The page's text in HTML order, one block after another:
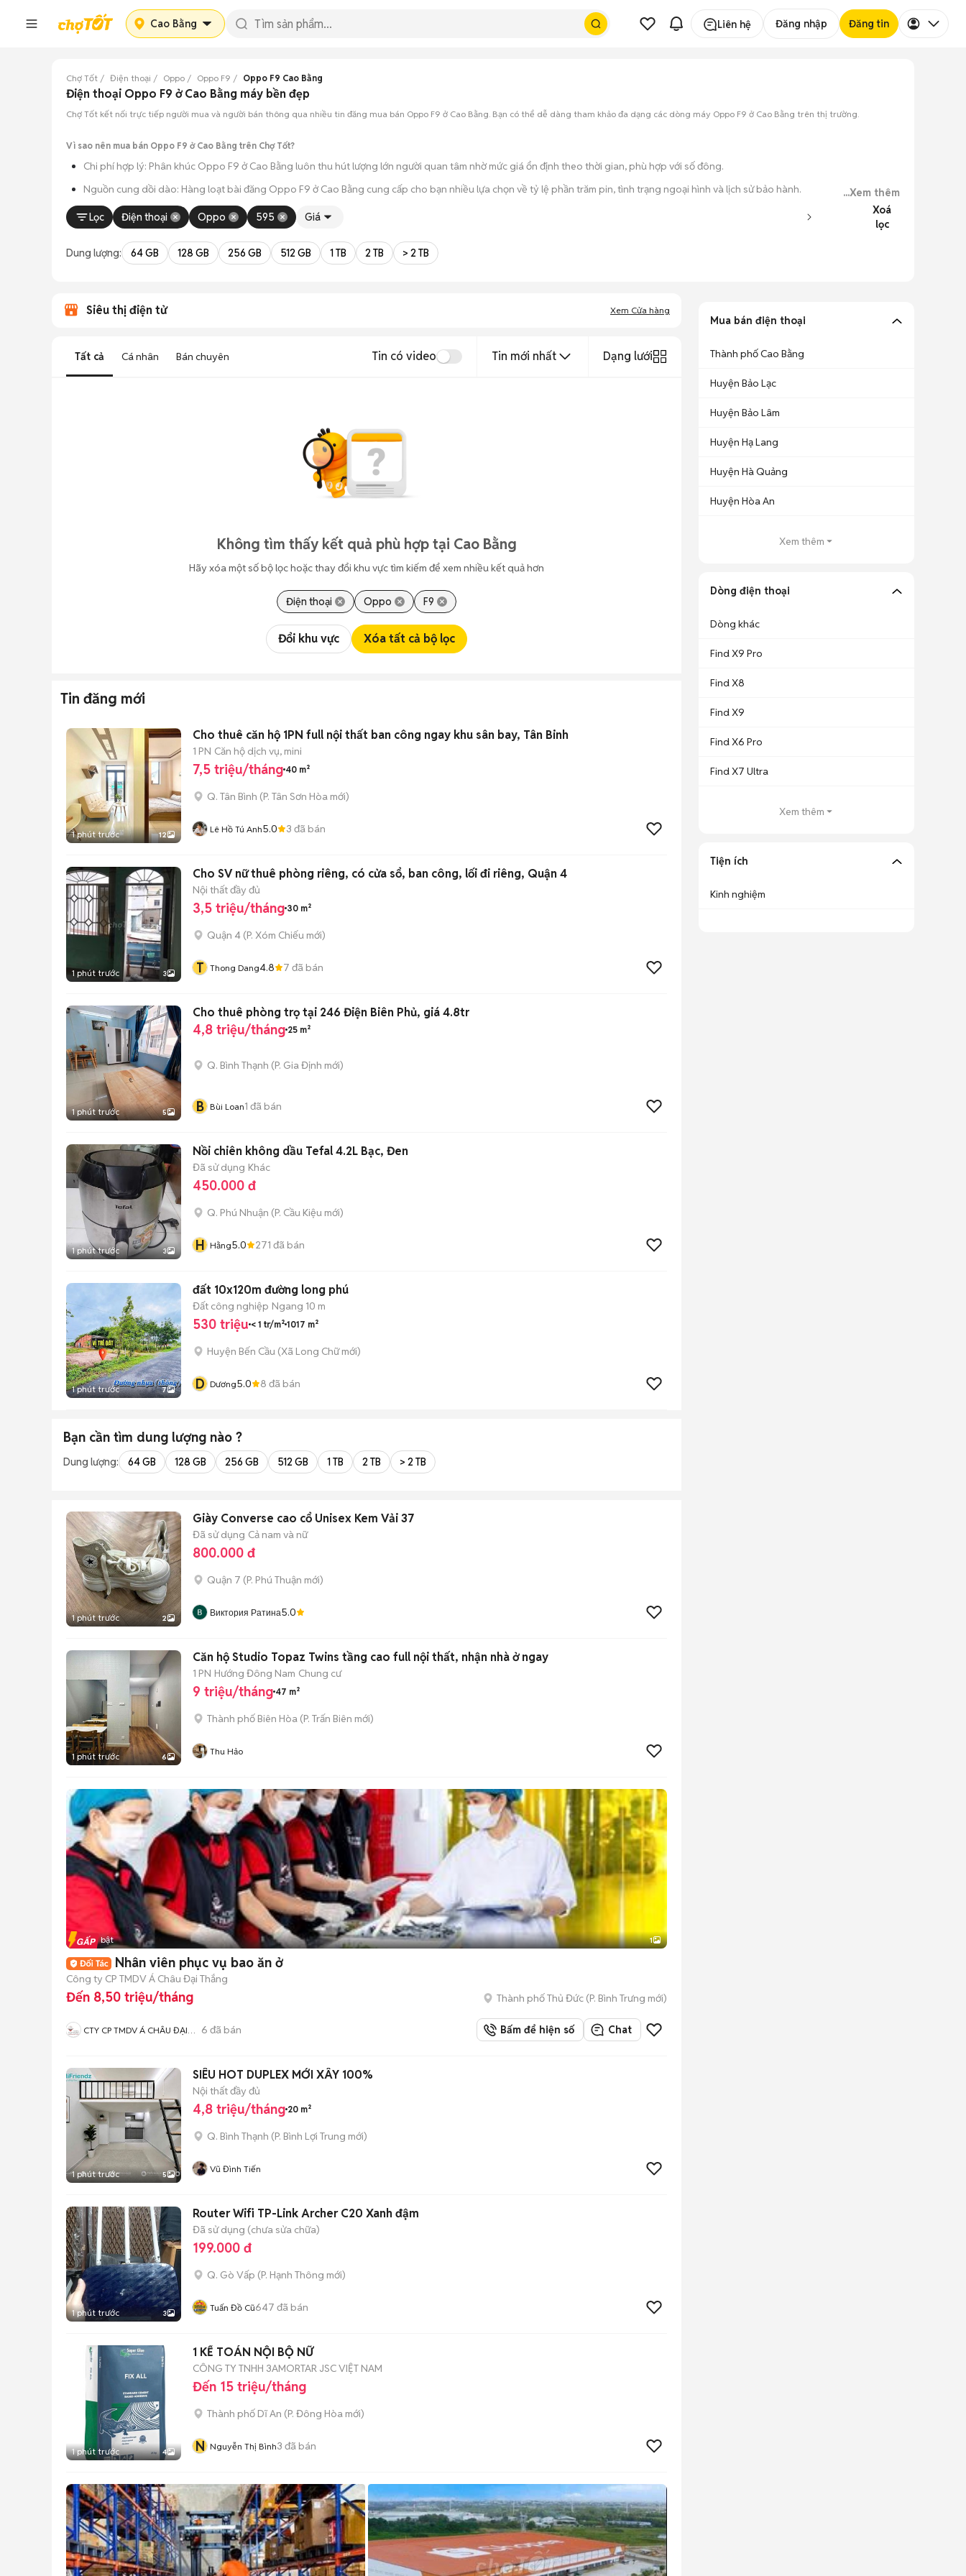
Cao Bằng Liên hệ Đăng nhập Đăng tin
Chợ Tốt Điện thoại Oppo Oppo F9 Oppo F9 Cao Bằng
Điện thoại Oppo F9 ở Cao Bằng máy bền đẹp
Chợ Tốt kết nối trực tiếp người mua và người bán thông qua nhiều tin đăng mua bán Oppo F9 ở Cao Bằng. Bạn có thể dễ dàng tham khảo đa dạng các dòng máy Oppo F9 ở Cao Bằng trên thị trường.
Vì sao nên mua bán Oppo F9 ở Cao Bằng trên Chợ Tốt?
Chi phí hợp lý: Phân khúc Oppo F9 ở Cao Bằng luôn thu hút lượng lớn người quan tâm nhờ mức giá ổn định theo thời gian, phù hợp với số đông.
Nguồn cung dồi dào: Hàng loạt bài đăng Oppo F9 ở Cao Bằng cung cấp cho bạn nhiều lựa chọn về tỷ lệ phần trăm pin, tình trạng ngoại hình và lịch sử bảo hành.
Giao dịch thực tế: Việc gặp nhau trực tiếp giúp bạn có thời gian cầm máy trên tay, test kỹ càng để tránh rủi ro khi mua đồ điện tử cũ.
...Xem thêm
Lọc
Điện thoại Oppo 595 Giá
Xoá
lọc
Dung lượng: 64 GB 128 GB 256 GB 512 GB 1 TB 2 TB > 2 TB
Siêu thị điện tử Xem Cửa hàng
Tất cả Cá nhân Bán chuyên Tin có video Tin mới nhất Dạng lưới
Không tìm thấy kết quả phù hợp tại Cao Bằng
Hãy xóa một số bộ lọc hoặc thay đổi khu vực tìm kiếm để xem nhiều kết quả hơn
Điện thoại Oppo F9
Đổi khu vực Xóa tất cả bộ lọc
Tin đăng mới
1 phút trước 12
Cho thuê căn hộ 1PN full nội thất ban công ngay khu sân bay, Tân Binh
1 PN Căn hộ dịch vụ, mini
7,5 triệu/tháng 40 m²
Q. Tân Bình (P. Tân Sơn Hòa mới)
Lê Hồ Tú Anh5.0 3 đã bán
1 phút trước 3
Cho SV nữ thuê phòng riêng, có cửa sổ, ban công, lối đi riêng, Quận 4
Nội thất đầy đủ
3,5 triệu/tháng 30 m²
Quận 4 (P. Xóm Chiếu mới)
T Thong Dang4.8 7 đã bán
1 phút trước 5
Cho thuê phòng trọ tại 246 Điện Biên Phủ, giá 4.8tr
4,8 triệu/tháng 25 m²
Q. Bình Thạnh (P. Gia Định mới)
B Bùi Loan1 đã bán
1 phút trước 3
Nồi chiên không dầu Tefal 4.2L Bạc, Đen
Đã sử dụng Khác
450.000 đ
Q. Phú Nhuận (P. Cầu Kiệu mới)
H Hằng5.0 271 đã bán
1 phút trước 7
đất 10x120m đường long phú
Đất công nghiệp Ngang 10 m
530 triệu < 1 tr/m² 1017 m²
Huyện Bến Cầu (Xã Long Chữmới)
D Dương5.0 8 đã bán
Bạn cần tìm dung lượng nào ?
Dung lượng: 64 GB 128 GB 256 GB 512 GB 1 TB 2 TB > 2 TB
1 phút trước 2
Giày Converse cao cổ Unisex Kem Vải 37
Đã sử dụng Cả nam và nữ
800.000 đ
Quận 7 (P. Phú Thuận mới)
Виктория Ратина5.0
1 phút trước 6
Căn hộ Studio Topaz Twins tầng cao full nội thất, nhận nhà ở ngay
1 PN Hướng Đông Nam Chung cư
9 triệu/tháng 47 m²
Thành phố Biên Hòa (P. Trấn Biên mới)
Thu Hảo
Tin nổi bật 1
Nhân viên phục vụ bao ăn ở
Công ty CP TMDV Á Châu Đại Thắng
Đến 8,50 triệu/tháng Thành phố Thủ Đức (P. Bình Trưng mới)
CTY CP TMDV Á CHÂU ĐẠI
6 đã bán Bấm để hiện số Chat
1 phút trước 5
SIÊU HOT DUPLEX MỚI XÂY 100%
Nội thất đầy đủ
4,8 triệu/tháng 20 m²
Q. Bình Thạnh (P. Bình Lợi Trung mới)
Vũ Đình Tiến
1 phút trước 3
Router Wifi TP-Link Archer C20 Xanh đậm
Đã sử dụng (chưa sửa chữa)
199.000 đ
Q. Gò Vấp (P. Hạnh Thông mới)
Tuấn Đồ Cũ647 đã bán
1 phút trước 4
1 KẾ TOÁN NỘI BỘ NỮ
CÔNG TY TNHH 3AMORTAR JSC VIỆT NAM
Đến 15 triệu/tháng
Thành phố Dĩ An (P. Đông Hòa mới)
N Nguyễn Thị Bình3 đã bán
Mua bán điện thoại
Thành phố Cao Bằng
Huyện Bảo Lạc
Huyện Bảo Lâm
Huyện Hạ Lang
Huyện Hà Quảng
Huyện Hòa An
Xem thêm
Dòng điện thoại
Dòng khác
Find X9 Pro
Find X8
Find X9
Find X6 Pro
Find X7 Ultra
Xem thêm
Tiện ích
Kinh nghiệm